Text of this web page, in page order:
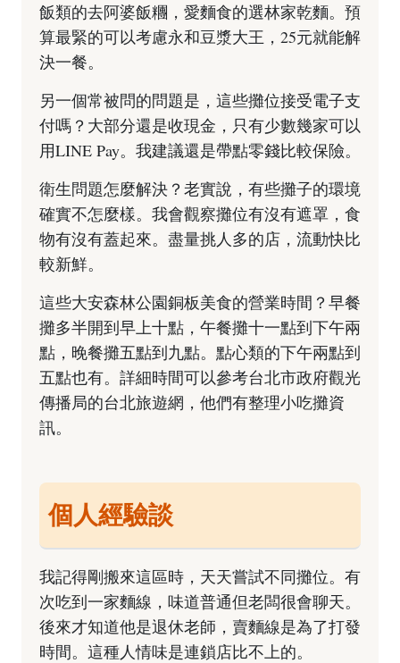
飯類的去阿婆飯糰，愛麵食的選林家乾麵。預
算最緊的可以考慮永和豆漿大王，25元就能解
決一餐。
另一個常被問的問題是，這些攤位接受電子支
付嗎？大部分還是收現金，只有少數幾家可以
用LINE Pay。我建議還是帶點零錢比較保險。
衛生問題怎麼解決？老實說，有些攤子的環境
確實不怎麼樣。我會觀察攤位有沒有遮罩，食
物有沒有蓋起來。盡量挑人多的店，流動快比
較新鮮。
這些大安森林公園銅板美食的營業時間？早餐
攤多半開到早上十點，午餐攤十一點到下午兩
點，晚餐攤五點到九點。點心類的下午兩點到
五點也有。詳細時間可以參考台北市政府觀光
傳播局的台北旅遊網 ，他們有整理小吃攤資
訊。
個人經驗談
我記得剛搬來這區時，天天嘗試不同攤位。有
次吃到一家麵線，味道普通但老闆很會聊天。
後來才知道他是退休老師，賣麵線是為了打發
時間。這種人情味是連鎖店比不上的。